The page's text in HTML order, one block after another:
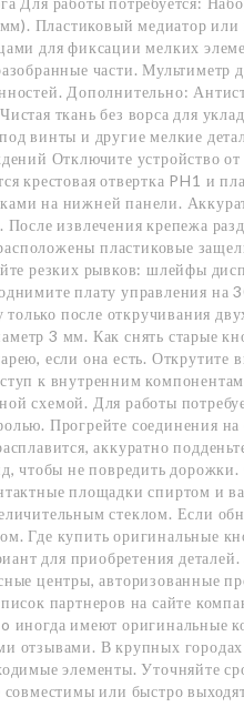
Пластиковый медиатор или
для фиксации мелких
части. Мультиметр
Дополнительно:
ткань без ворса для
винты и другие мелкие
Отключите устройство от
крестовая отвертка PH1 и
на нижней панели.
извлечения крепежа
пластиковые
резких рывков: шлейфы
плату управления на
после откручивания
3 мм. Как снять старые
если она есть. Открутите
к внутренним
схемой. Для работы
Прогрейте соединения на
аккуратно
чтобы не повредить дорожки.
площадки спиртом и
стеклом. Если
Где купить оригинальные
для приобретения деталей.
центры, авторизованные
партнеров на сайте
иногда имеют оригинальные
отзывами. В крупных
элементы. Уточняйте
или быстро